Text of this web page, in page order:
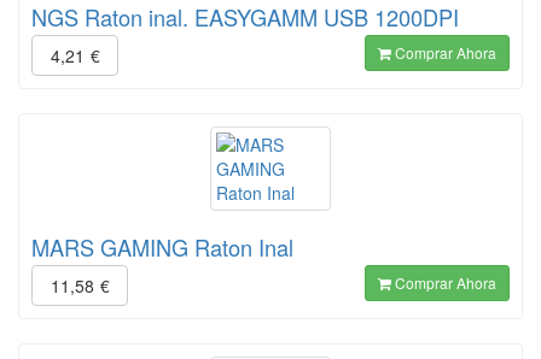
NGS Raton inal. EASYGAMM USB 1200DPI
4,21 € Comprar Ahora
MARS GAMING Raton Inal
11,58 € Comprar Ahora